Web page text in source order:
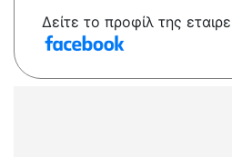
Δείτε το προφίλ της